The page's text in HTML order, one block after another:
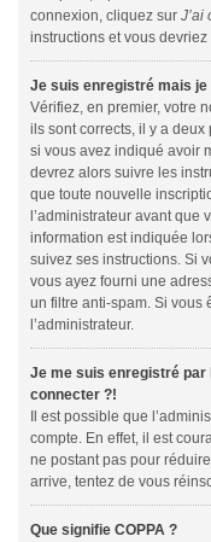
connexion, cliquez sur J’ai
instructions et vous
Je suis enregistré mais
Vérifiez, en premier, votre
ils sont corrects, il y a deux
si vous avez indiqué avoir
devrez alors suivre les
que toute nouvelle
l’administrateur avant que
information est indiquée
suivez ses instructions. Si
vous ayez fourni une
un filtre anti-spam. Si vous
l’administrateur.
Je me suis enregistré par
connecter ?!
Il est possible que
compte. En effet, il est
ne postant pas pour
arrive, tentez de vous
Que signifie COPPA ?